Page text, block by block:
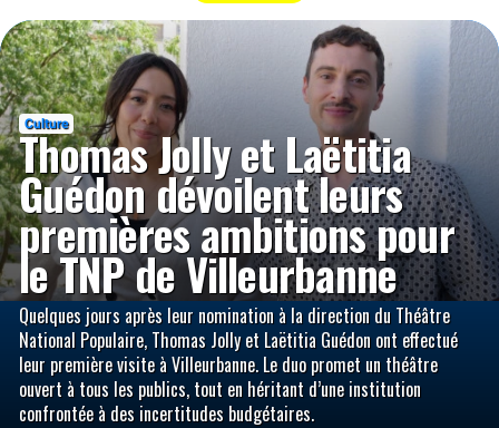
Culture
Thomas Jolly et Laëtitia
Guédon dévoilent leurs
premières ambitions pour
le TNP de Villeurbanne
Quelques jours après leur nomination à la direction du Théâtre
National Populaire, Thomas Jolly et Laëtitia Guédon ont effectué
leur première visite à Villeurbanne. Le duo promet un théâtre
ouvert à tous les publics, tout en héritant d’une institution
confrontée à des incertitudes budgétaires.